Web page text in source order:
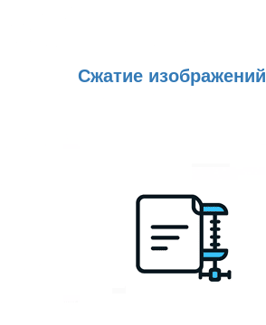
Сжатие изображений